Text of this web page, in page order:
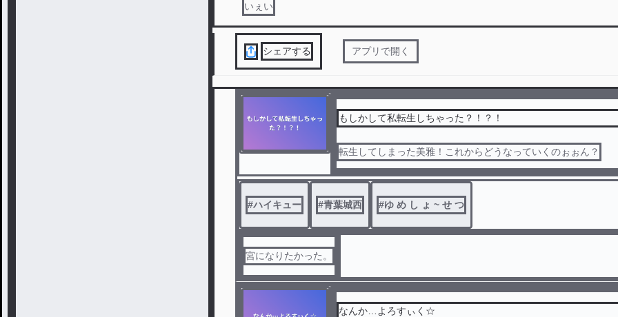
いぇい
シェアする アプリで開く
もしかして私転生しちゃった？！？！
転生してしまった美雅！これからどうなっていくのぉぉん？
#ハイキュー #青葉城西 #ゆ め し ょ ~ せ つ
宮になりたかった。
なんか…よろすぃく☆